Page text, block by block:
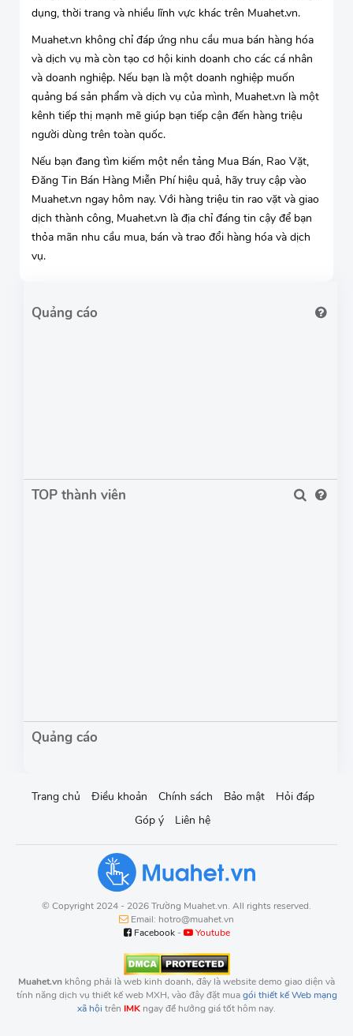
dụng, thời trang và nhiều lĩnh vực khác trên Muahet.vn.
Muahet.vn không chỉ đáp ứng nhu cầu mua bán hàng hóa
và dịch vụ mà còn tạo cơ hội kinh doanh cho các cá nhân
và doanh nghiệp. Nếu bạn là một doanh nghiệp muốn
quảng bá sản phẩm và dịch vụ của mình, Muahet.vn là một
kênh tiếp thị mạnh mẽ giúp bạn tiếp cận đến hàng triệu
người dùng trên toàn quốc.
Nếu bạn đang tìm kiếm một nền tảng Mua Bán, Rao Vặt,
Đăng Tin Bán Hàng Miễn Phí hiệu quả, hãy truy cập vào
Muahet.vn ngay hôm nay. Với hàng triệu tin rao vặt và giao
dịch thành công, Muahet.vn là địa chỉ đáng tin cậy để bạn
thỏa mãn nhu cầu mua, bán và trao đổi hàng hóa và dịch
vụ.
TOP thành viên
Trang chủ Điều khoản Chính sách Bảo mật
Hỏi đáp
Góp ý
Liên hệ
© Copyright 2024 - 2026 Trường Muahet.vn. All rights reserved.
Email: hotro@muahet.vn
Facebook- Youtube
Muahet.vn không phải là web kinh doanh, đây là website demo giao diện và
tính năng dịch vụ thiết kế web MXH, vào đây đặt muagói thiết kế Web mạng
xã hội trên IMK ngay để hưởng giá tốt hôm nay.